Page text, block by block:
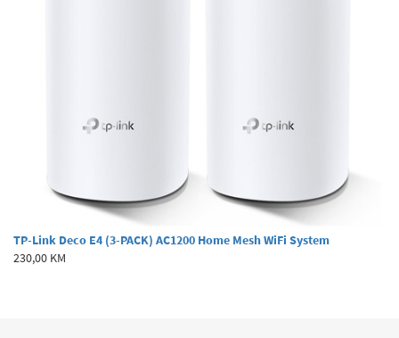
TP-Link Deco E4 (3-PACK) AC1200 Home Mesh WiFi System
230,00 KM